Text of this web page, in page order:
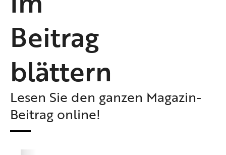
Beitrag
blättern
Lesen Sie den ganzen Magazin-
Beitrag online!